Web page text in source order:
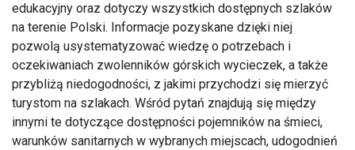
edukacyjny oraz dotyczy wszystkich dostępnych szlaków
na terenie Polski. Informacje pozyskane dzięki niej
pozwolą usystematyzować wiedzę o potrzebach i
oczekiwaniach zwolenników górskich wycieczek, a także
przybliżą niedogodności, z jakimi przychodzi się mierzyć
turystom na szlakach. Wśród pytań znajdują się między
innymi te dotyczące dostępności pojemników na śmieci,
warunków sanitarnych w wybranych miejscach, udogodnień